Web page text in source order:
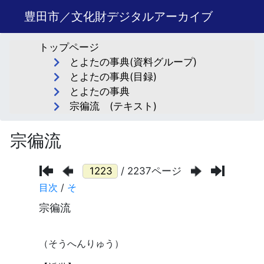
豊田市／文化財デジタルアーカイブ
トップページ
とよたの事典(資料グループ)
とよたの事典(目録)
とよたの事典
宗徧流 (テキスト)
宗徧流
/ 2237ページ